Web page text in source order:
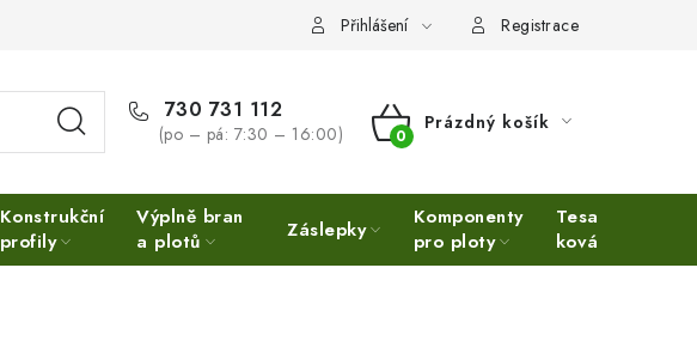
Přihlášení Registrace
730 731 112
(po – pá: 7:30 – 16:00)
NÁKUPNÍ
KOŠÍK
Prázdný košík
Konstrukční
profily
Výplně bran
a plotů
Záslepky
Komponenty
pro ploty
Tesařské
kování